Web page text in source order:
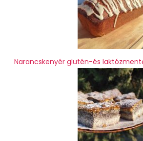
Narancskenyér glutén-és